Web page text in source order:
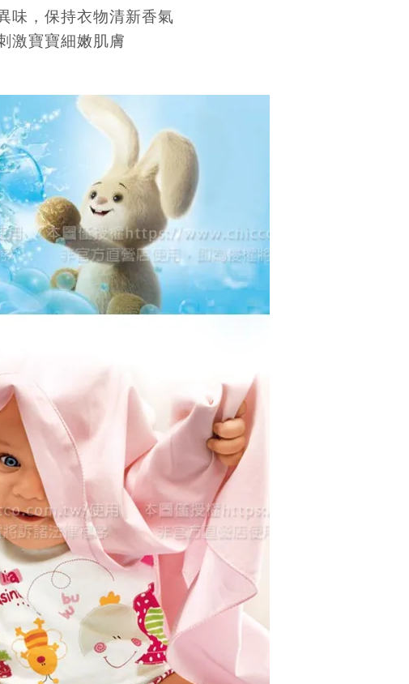
味，保持衣物清新香氣
激寶寶細嫩肌膚